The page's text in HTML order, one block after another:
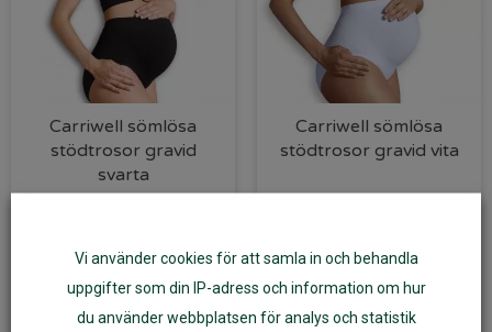
Carriwell sömlösa
stödtrosor gravid
svarta
Välj alternativ
Carriwell sömlösa
stödtrosor gravid vita
Välj alternativ
Vi använder cookies för att samla in och behandla
uppgifter som din IP-adress och information om hur
du använder webbplatsen för analys och statistik